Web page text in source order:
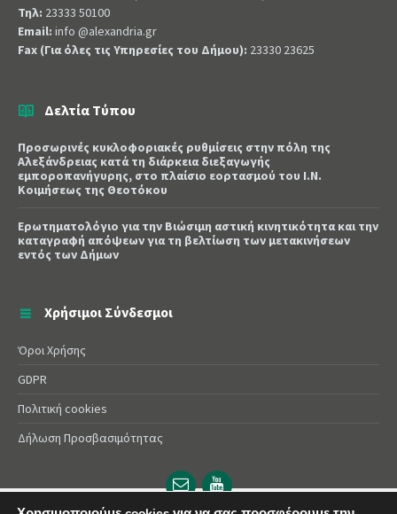
Τηλ: 23333 50100
Email: info @alexandria.gr
Fax (Για όλες τις Υπηρεσίες του Δήμου): 23330 23625
Δελτία Τύπου
Προσωρινές κυκλοφοριακές ρυθμίσεις στην πόλη της
Αλεξάνδρειας κατά τη διάρκεια διεξαγωγής
εμποροπανήγυρης, στο πλαίσιο εορτασμού του Ι.Ν.
Κοιμήσεως της Θεοτόκου
Ερωτηματολόγιο για την Βιώσιμη αστική κινητικότητα και την
καταγραφή απόψεων για τη βελτίωση των μετακινήσεων
εντός των Δήμων
Χρήσιμοι Σύνδεσμοι
Όροι Χρήσης
GDPR
Πολιτική cookies
Δήλωση Προσβασιμότητας
Email
url
YouTube
url